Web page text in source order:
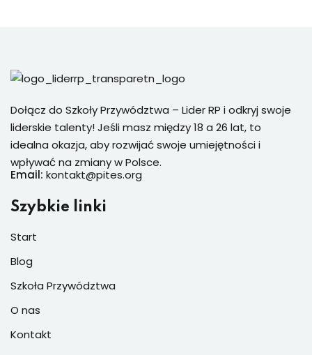
Dołącz do Szkoły Przywództwa – Lider RP i odkryj swoje
liderskie talenty! Jeśli masz między 18 a 26 lat, to
idealna okazja, aby rozwijać swoje umiejętności i
wpływać na zmiany w Polsce.
Email: kontakt@pites.org
Szybkie linki
Start
Blog
Szkoła Przywództwa
O nas
Kontakt